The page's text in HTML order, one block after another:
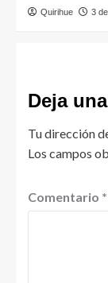
Quirihue 3
Deja
Tu dirección
Los campos
Comentario *